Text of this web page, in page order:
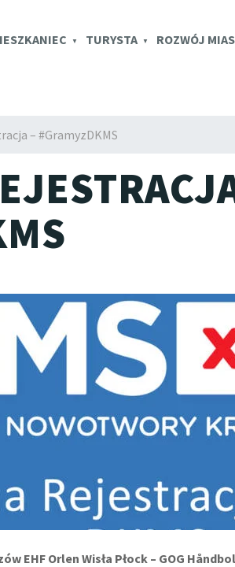
TURYSTA ROZWÓJ
– #GramyzDKMS
EHF Orlen Wisła Płock – GOG Hå